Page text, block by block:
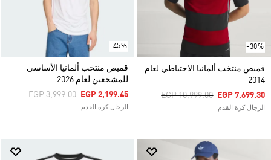
-30%
قميص منتخب ألمانيا الاحتياطي لعام
2014
Price Reduced From
EGP 10,999.00ToEGP 7,699.30
الرجال كرة القدم
-45%
قميص منتخب ألمانيا الأساسي
للمشجعين لعام 2026
Price Reduced From
EGP 3,999.00ToEGP 2,199.45
الرجال كرة القدم